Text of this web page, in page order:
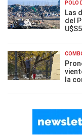
POLO
Las
del
la